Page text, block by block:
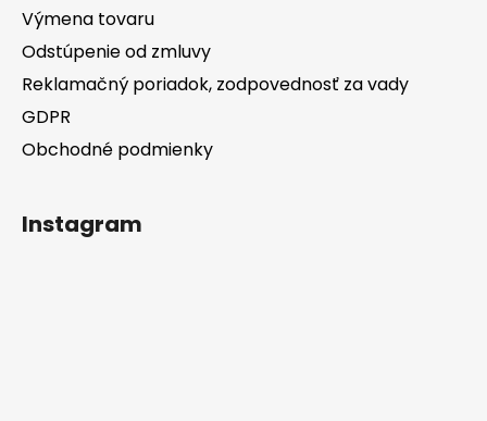
Výmena tovaru
Odstúpenie od zmluvy
Reklamačný poriadok, zodpovednosť za vady
GDPR
Obchodné podmienky
Instagram